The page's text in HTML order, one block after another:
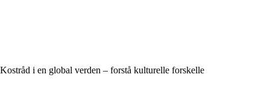
Kostråd i en global verden – forstå kulturelle forskelle